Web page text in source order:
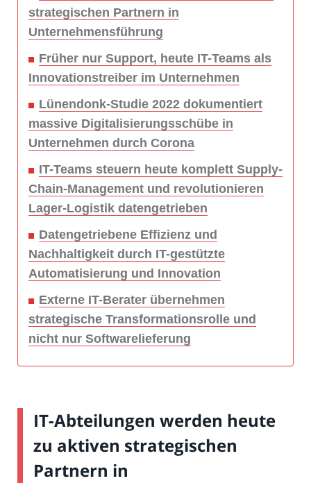
strategischen Partnern in
Unternehmensführung
Früher nur Support, heute IT-Teams als
Innovationstreiber im Unternehmen
Lünendonk-Studie 2022 dokumentiert
massive Digitalisierungsschübe in
Unternehmen durch Corona
IT-Teams steuern heute komplett Supply-
Chain-Management und revolutionieren
Lager-Logistik datengetrieben
Datengetriebene Effizienz und
Nachhaltigkeit durch IT-gestützte
Automatisierung und Innovation
Externe IT-Berater übernehmen
strategische Transformationsrolle und
nicht nur Softwarelieferung
IT-Abteilungen werden heute
zu aktiven strategischen
Partnern in